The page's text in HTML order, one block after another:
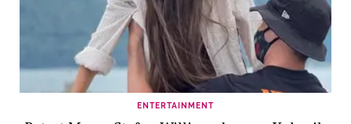
ENTERTAINMENT